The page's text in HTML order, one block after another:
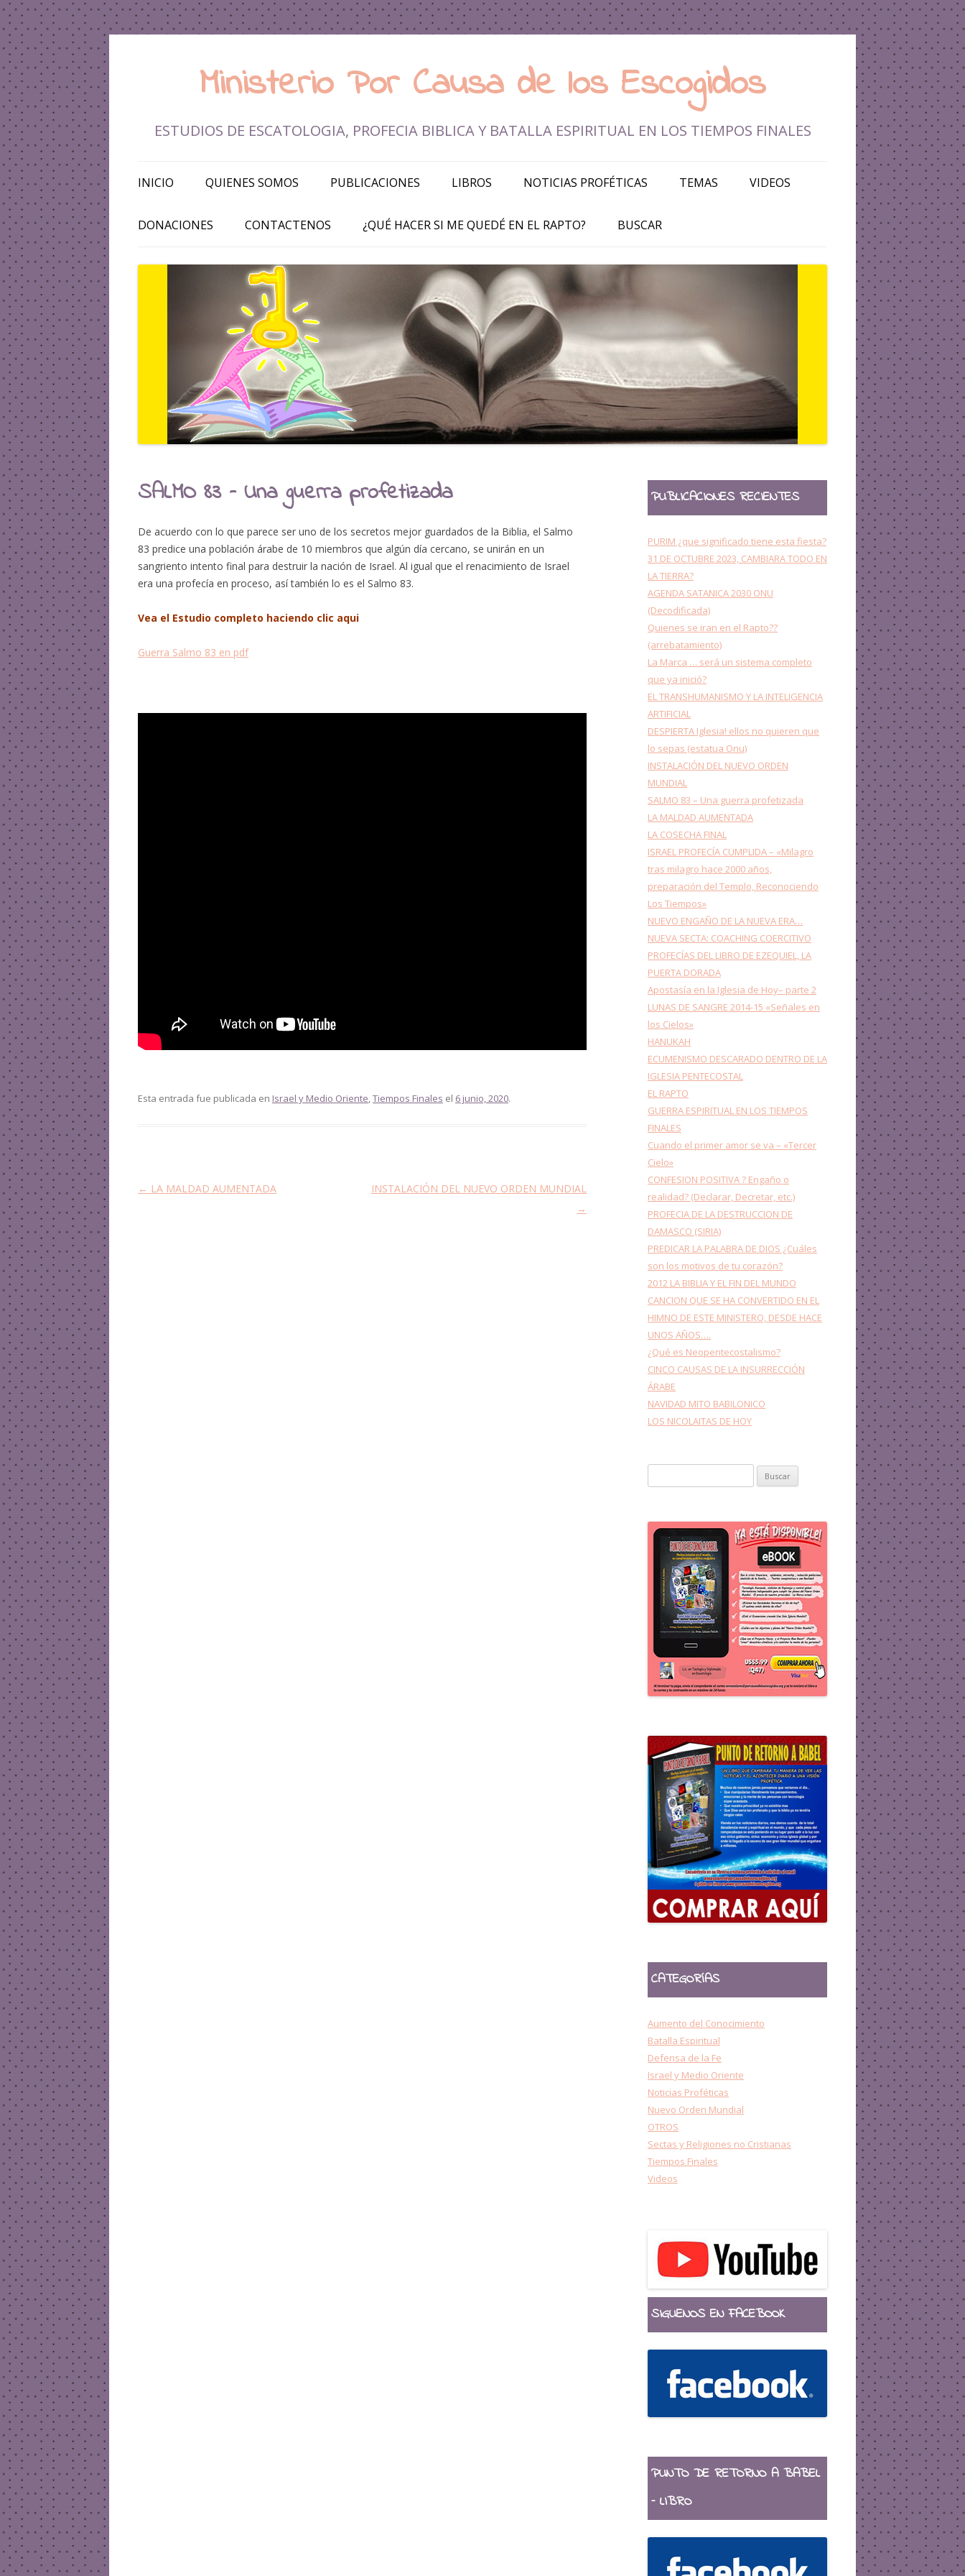
Ministerio Por Causa de los Escogidos
ESTUDIOS DE ESCATOLOGIA, PROFECIA BIBLICA Y BATALLA ESPIRITUAL EN LOS TIEMPOS FINALES
INICIO QUIENES SOMOS PUBLICACIONES LIBROS NOTICIAS PROFÉTICAS TEMAS VIDEOS
DONACIONES CONTACTENOS ¿QUÉ HACER SI ME QUEDÉ EN EL RAPTO? BUSCAR
SALMO 83 – Una guerra profetizada
De acuerdo con lo que parece ser uno de los secretos mejor guardados de la Biblia, el Salmo
83 predice una población árabe de 10 miembros que algún día cercano, se unirán en un
sangriento intento final para destruir la nación de Israel. Al igual que el renacimiento de Israel
era una profecía en proceso, así también lo es el Salmo 83.
Vea el Estudio completo haciendo clic aqui
Guerra Salmo 83 en pdf
Esta entrada fue publicada en Israel y Medio Oriente,Tiempos Finales el 6 junio, 2020.
Navegación de entradas
← LA MALDAD AUMENTADA
INSTALACIÓN DEL NUEVO ORDEN MUNDIAL
→
PUBLICACIONES RECIENTES
PURIM ¿que significado tiene esta fiesta?
31 DE OCTUBRE 2023, CAMBIARA TODO EN
LA TIERRA?
AGENDA SATANICA 2030 ONU
(Decodificada)
Quienes se iran en el Rapto??
(arrebatamiento)
La Marca … será un sistema completo
que ya inició?
EL TRANSHUMANISMO Y LA INTELIGENCIA
ARTIFICIAL
DESPIERTA Iglesia! ellos no quieren que
lo sepas (estatua Onu)
INSTALACIÓN DEL NUEVO ORDEN
MUNDIAL
SALMO 83 – Una guerra profetizada
LA MALDAD AUMENTADA
LA COSECHA FINAL
ISRAEL PROFECÍA CUMPLIDA – «Milagro
tras milagro hace 2000 años,
preparación del Templo, Reconociendo
Los Tiempos»
NUEVO ENGAÑO DE LA NUEVA ERA…
NUEVA SECTA: COACHING COERCITIVO
PROFECÍAS DEL LIBRO DE EZEQUIEL, LA
PUERTA DORADA
Apostasía en la Iglesia de Hoy– parte 2
LUNAS DE SANGRE 2014-15 «Señales en
los Cielos»
HANUKAH
ECUMENISMO DESCARADO DENTRO DE LA
IGLESIA PENTECOSTAL
EL RAPTO
GUERRA ESPIRITUAL EN LOS TIEMPOS
FINALES
Cuando el primer amor se va – «Tercer
Cielo»
CONFESION POSITIVA ? Engaño o
realidad? (Declarar, Decretar, etc.)
PROFECIA DE LA DESTRUCCION DE
DAMASCO (SIRIA)
PREDICAR LA PALABRA DE DIOS ¿Cuáles
son los motivos de tu corazón?
2012 LA BIBLIA Y EL FIN DEL MUNDO
CANCION QUE SE HA CONVERTIDO EN EL
HIMNO DE ESTE MINISTERO, DESDE HACE
UNOS AÑOS….
¿Qué es Neopentecostalismo?
CINCO CAUSAS DE LA INSURRECCIÓN
ÁRABE
NAVIDAD MITO BABILONICO
LOS NICOLAITAS DE HOY
CATEGORÍAS
Aumento del Conocimiento
Batalla Espiritual
Defensa de la Fe
Israel y Medio Oriente
Noticias Proféticas
Nuevo Orden Mundial
OTROS
Sectas y Religiones no Cristianas
Tiempos Finales
Videos
SIGUENOS EN FACEBOOK
PUNTO DE RETORNO A BABEL
– LIBRO